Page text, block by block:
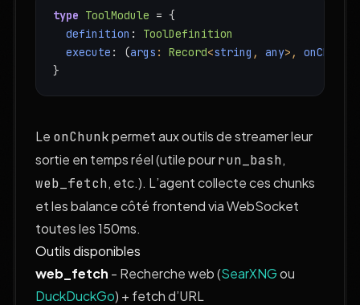
type ToolModule = {
definition : ToolDefinition
execute : (args : Record<string , any>, onChunk
}
Le onChunkpermet aux outils de streamer leur
sortie en temps réel (utile pourrun_bash,
web_fetch, etc.). L’agent collecte ces chunks
et les balance côté frontend via WebSocket
toutes les 150ms.
Outils disponibles
web_fetch - Recherche web (SearXNGou
DuckDuckGo) + fetch d’URL